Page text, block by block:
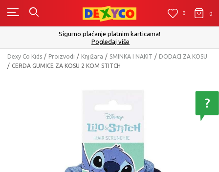
0 0
Sigurno plaćanje platnim karticama!
Pogledaj više
Dexy Co Kids Proizvodi Knjižara SMINKA I NAKIT
DODACI ZA KOSU
CERDA GUMICE ZA KOSU 2 KOM STITCH